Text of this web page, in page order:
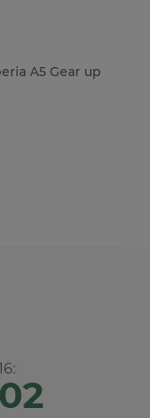
A5 Gear up